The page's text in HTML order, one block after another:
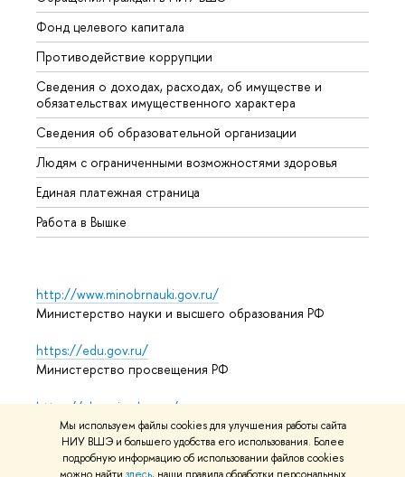
Мы используем файлы cookies для улучшения работы сайта
НИУ ВШЭ и большего удобства его использования. Более
подробную информацию об использовании файлов cookies
Фонд целевого капитала
Противодействие коррупции
Сведения о доходах, расходах, об имуществе и
обязательствах имущественного характера
Сведения об образовательной организации
Людям с ограниченными возможностями здоровья
Единая платежная страница
Работа в Вышке
http://www.minobrnauki.gov.ru/
Министерство науки и высшего образования РФ
https://edu.gov.ru/
Министерство просвещения РФ
https://elearning.hse.ru/mooc
Массовые открытые онлайн-курсы